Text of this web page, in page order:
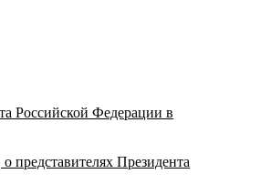
Российской Федерации в
представителях Президента